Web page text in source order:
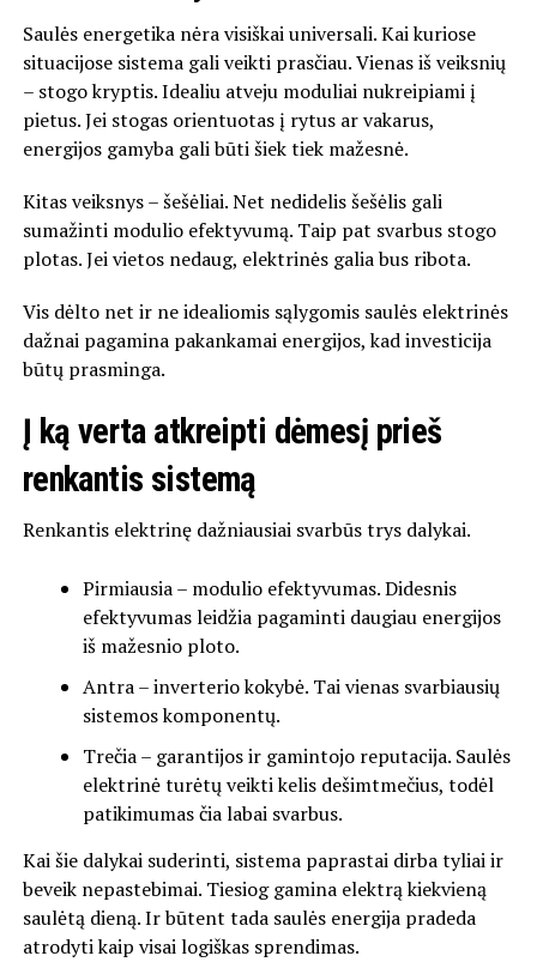
Saulės energetika nėra visiškai universali. Kai kuriose
situacijose sistema gali veikti prasčiau. Vienas iš veiksnių
– stogo kryptis. Idealiu atveju moduliai nukreipiami į
pietus. Jei stogas orientuotas į rytus ar vakarus,
energijos gamyba gali būti šiek tiek mažesnė.
Kitas veiksnys – šešėliai. Net nedidelis šešėlis gali
sumažinti modulio efektyvumą. Taip pat svarbus stogo
plotas. Jei vietos nedaug, elektrinės galia bus ribota.
Vis dėlto net ir ne idealiomis sąlygomis saulės elektrinės
dažnai pagamina pakankamai energijos, kad investicija
būtų prasminga.
Į ką verta atkreipti dėmesį prieš
renkantis sistemą
Renkantis elektrinę dažniausiai svarbūs trys dalykai.
Pirmiausia – modulio efektyvumas. Didesnis
efektyvumas leidžia pagaminti daugiau energijos
iš mažesnio ploto.
Antra – inverterio kokybė. Tai vienas svarbiausių
sistemos komponentų.
Trečia – garantijos ir gamintojo reputacija. Saulės
elektrinė turėtų veikti kelis dešimtmečius, todėl
patikimumas čia labai svarbus.
Kai šie dalykai suderinti, sistema paprastai dirba tyliai ir
beveik nepastebimai. Tiesiog gamina elektrą kiekvieną
saulėtą dieną. Ir būtent tada saulės energija pradeda
atrodyti kaip visai logiškas sprendimas.